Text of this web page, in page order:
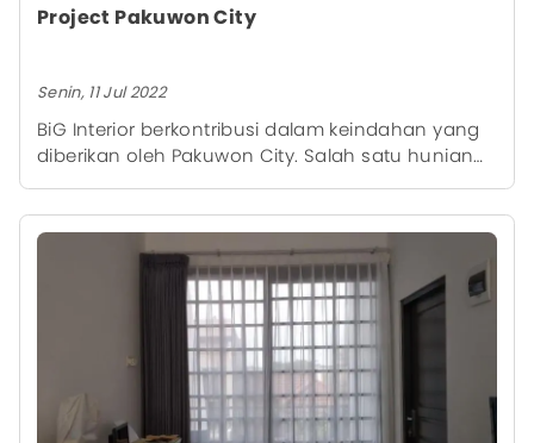
Project Pakuwon City
Senin, 11 Jul 2022
BiG Interior berkontribusi dalam keindahan yang
diberikan oleh Pakuwon City. Salah satu hunian
Pakuwon City mempercayakan pemasangan
kanopi untuk diaplikasikan pada beberapa
ruangannya.